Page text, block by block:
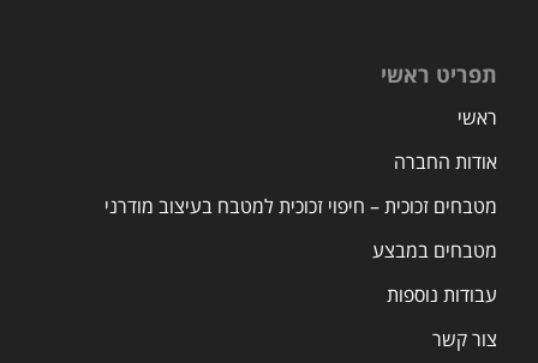
תפריט ראשי
ראשי
אודות החברה
מטבחים זכוכית – חיפוי זכוכית למטבח בעיצוב מודרני
מטבחים במבצע
עבודות נוספות
צור קשר